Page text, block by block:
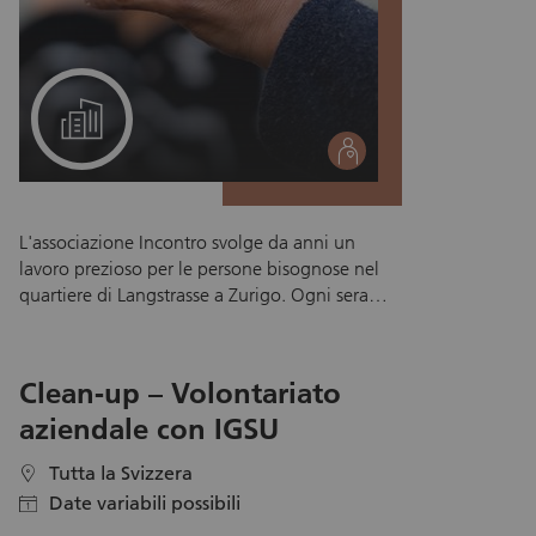
Un progetto per il suo team
social
L'associazione Incontro svolge da anni un
lavoro prezioso per le persone bisognose nel
quartiere di Langstrasse a Zurigo. Ogni sera
sostegno dei volontari. Ed è qui che entrate in
gioco voi: partecipate in coppia! Insieme a un
direttamente sul posto. Il vostro impegno non
solo dona speranza e calore alle persone
Clean-up – Volontariato
aziendale con IGSU
location Tutta la Svizzera
calendar Date variabili possibili